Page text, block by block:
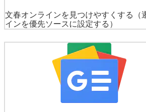
文春オンラインを見つけやすくする
インを優先ソースに設定する）